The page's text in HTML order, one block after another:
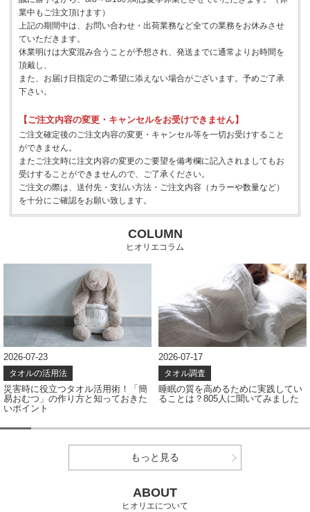
業中もご注文頂けます）
上記の期間中は、お問い合わせ・出荷業務など全ての業務をお休みさせ
ていただきます。
休業明けは大変混み合うことが予想され、発送までに通常よりお時間を
頂戴し、
また、お届け日指定のご希望に添えない場合がございます。予めご了承
下さい。
【ご注文内容の変更・キャンセルをお受けできません】
ご注文確定後のご注文内容の変更・キャンセル等を一切お受けすること
ができません。
またご注文時に注文内容の変更のご要望を備考欄に記入されましてもお
受けすることができませんので、ご了承ください。
ご注文の際は、送付先・支払い方法・ご注文内容（カラーや数量など）
を十分にご確認をお願い致します。
COLUMN
ヒオリエコラム
2026-07-23
タオルの活用法
災害時に役立つタオル活用術！「簡
易おむつ」の作り方と知っておきた
いポイント
2026-07-17
タオル調査
睡眠の質を高めるために実践してい
ることは？805人に聞いてみました
もっと見る
ABOUT
ヒオリエについて